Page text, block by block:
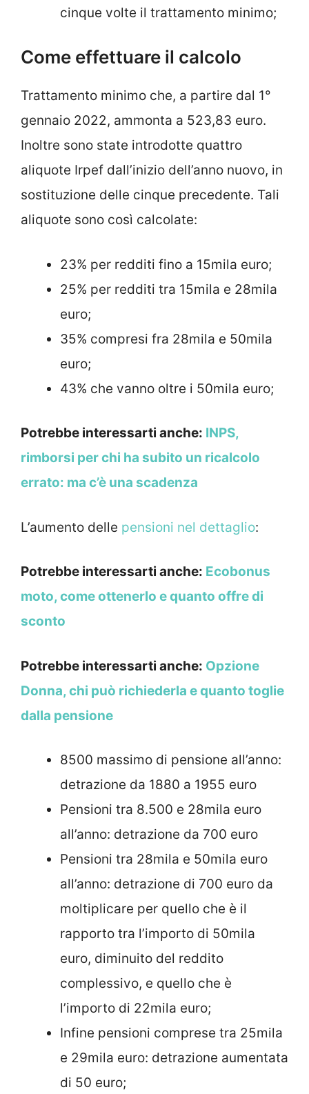
cinque volte il trattamento minimo;
Come effettuare il calcolo
Trattamento minimo che, a partire dal 1°
gennaio 2022, ammonta a 523,83 euro.
Inoltre sono state introdotte quattro
aliquote Irpef dall’inizio dell’anno nuovo, in
sostituzione delle cinque precedente. Tali
aliquote sono così calcolate:
23% per redditi fino a 15mila euro;
25% per redditi tra 15mila e 28mila
euro;
35% compresi fra 28mila e 50mila
euro;
43% che vanno oltre i 50mila euro;
Potrebbe interessarti anche: INPS,
rimborsi per chi ha subito un ricalcolo
errato: ma c’è una scadenza
L’aumento delle pensioni nel dettaglio:
Potrebbe interessarti anche: Ecobonus
moto, come ottenerlo e quanto offre di
sconto
Potrebbe interessarti anche: Opzione
Donna, chi può richiederla e quanto toglie
dalla pensione
8500 massimo di pensione all’anno:
detrazione da 1880 a 1955 euro
Pensioni tra 8.500 e 28mila euro
all’anno: detrazione da 700 euro
Pensioni tra 28mila e 50mila euro
all’anno: detrazione di 700 euro da
moltiplicare per quello che è il
rapporto tra l’importo di 50mila
euro, diminuito del reddito
complessivo, e quello che è
l’importo di 22mila euro;
Infine pensioni comprese tra 25mila
e 29mila euro: detrazione aumentata
di 50 euro;